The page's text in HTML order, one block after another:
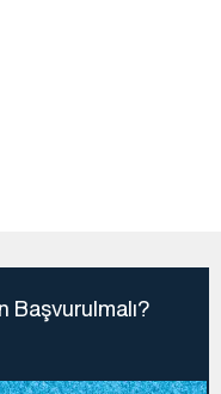
Başvurulmalı?